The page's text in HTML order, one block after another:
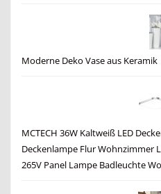
Moderne Deko Vase aus Keramik
MCTECH 36W Kaltweiß LED
Deckenlampe Flur Wohnzimmer
265V Panel Lampe Badleuchte